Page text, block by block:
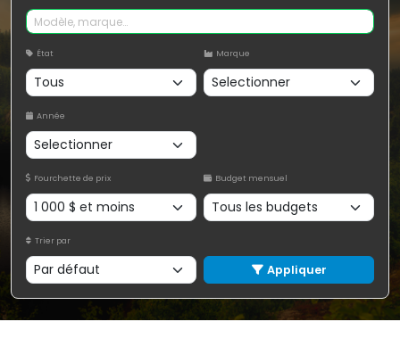
État Marque
Année
Fourchette de prix Budget mensuel
Trier par
Appliquer